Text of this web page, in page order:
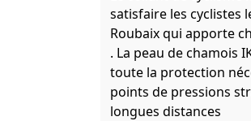
satisfaire les cyclistes
Roubaix qui apporte
. La peau de chamois
toute la protection
points de pressions
longues distances